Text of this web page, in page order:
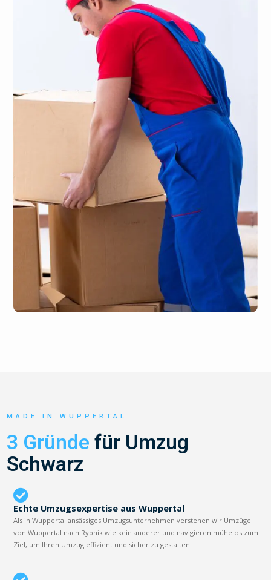
MADE IN WUPPERTAL
3 Gründe für Umzug
Schwarz
Echte Umzugsexpertise aus Wuppertal
Als in Wuppertal ansässiges Umzugsunternehmen verstehen wir Umzüge
von Wuppertal nach Rybnik wie kein anderer und navigieren mühelos zum
Ziel, um Ihren Umzug effizient und sicher zu gestalten.